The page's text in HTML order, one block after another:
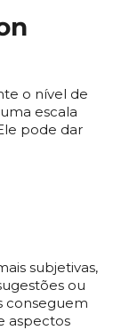
o nível de
escala
pode dar
subjetivas,
ou
conseguem
aspectos